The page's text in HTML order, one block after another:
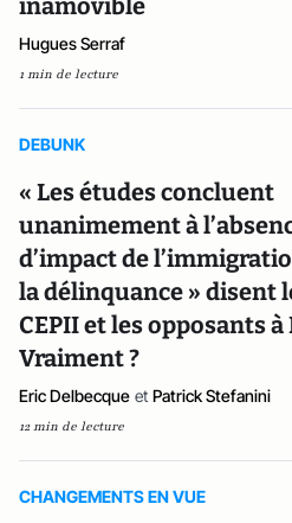
inamovible
Hugues Serraf
1 min de lecture
DEBUNK
« Les études concluent
unanimement à
d’impact de
la délinquance » disent
CEPII et les opposants
Vraiment ?
Eric Delbecque et Patrick Stefanini
12 min de lecture
CHANGEMENTS EN VUE